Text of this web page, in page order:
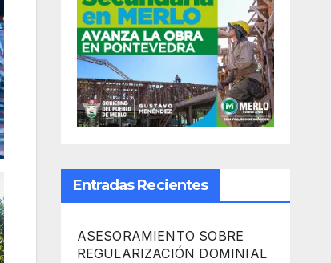
Entradas Recientes
ASESORAMIENTO SOBRE
REGULARIZACIÓN DOMINIAL